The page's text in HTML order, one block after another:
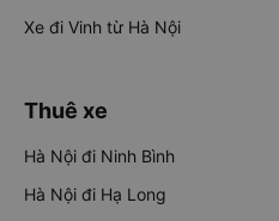
Xe đi Vinh từ Hà Nội
Thuê xe
Hà Nội đi Ninh Bình
Hà Nội đi Hạ Long